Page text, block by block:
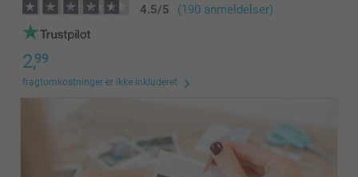
4.5/5 (190 anmeldelser)
2,99
fragtomkostninger er ikke inkluderet